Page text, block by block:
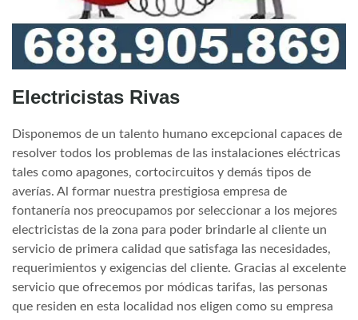
Electricistas Rivas
Disponemos de un talento humano excepcional capaces de
resolver todos los problemas de las instalaciones eléctricas
tales como apagones, cortocircuitos y demás tipos de
averías. Al formar nuestra prestigiosa empresa de
fontanería nos preocupamos por seleccionar a los mejores
electricistas de la zona para poder brindarle al cliente un
servicio de primera calidad que satisfaga las necesidades,
requerimientos y exigencias del cliente. Gracias al excelente
servicio que ofrecemos por módicas tarifas, las personas
que residen en esta localidad nos eligen como su empresa